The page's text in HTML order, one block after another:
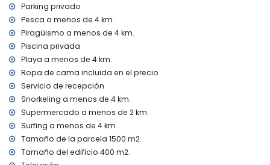
Instalaciones y servicios con cargo extra
calefacción de la piscina
cama extra y cuna/cama para niños (bajo demanda)
Entretenimiento y actividades de ocio para sus vacaciones
en Moraira, Costa Blanca
bar (a menos de 1000 metros de la casa)
discoteca y paseo marítimo (Paseo Senillar) (a menos de
5 kilómetros de la casa)
Lugares de interés y cultura en Moraira, Costa Blanca
museo (Moraira), iglesia (Iglesia Nuestra Señora de los
Desamparados), castillo (Castell de Moraira-Teulada),
Parking privado
Pesca a menos de 4 km.
Piragüismo a menos de 4 km.
Piscina privada
Playa a menos de 4 km.
Ropa de cama incluida en el precio
Servicio de recepción
Snorkeling a menos de 4 km.
Supermercado a menos de 2 km.
Surfing a menos de 4 km.
Tamaño de la parcela 1500 m2.
Tamaño del edificio 400 m2.